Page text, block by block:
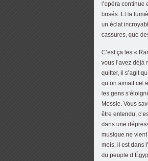
l’opéra
brisés. Et la
un éclat
cassures, que
C’est ça les «
vous l’avez déjà
quitter, il s’agit
qu’on aimait cet
les gens
Messie. Vous
être entendu,
dans une
musique ne
mois, il est dans
du peuple